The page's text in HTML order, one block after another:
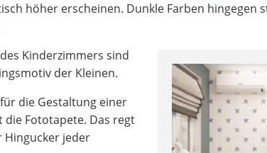
höher erscheinen. Dunkle Farben hingegen
Kinderzimmers sind
der Kleinen.
die Gestaltung einer
Fototapete. Das regt
Hingucker jeder